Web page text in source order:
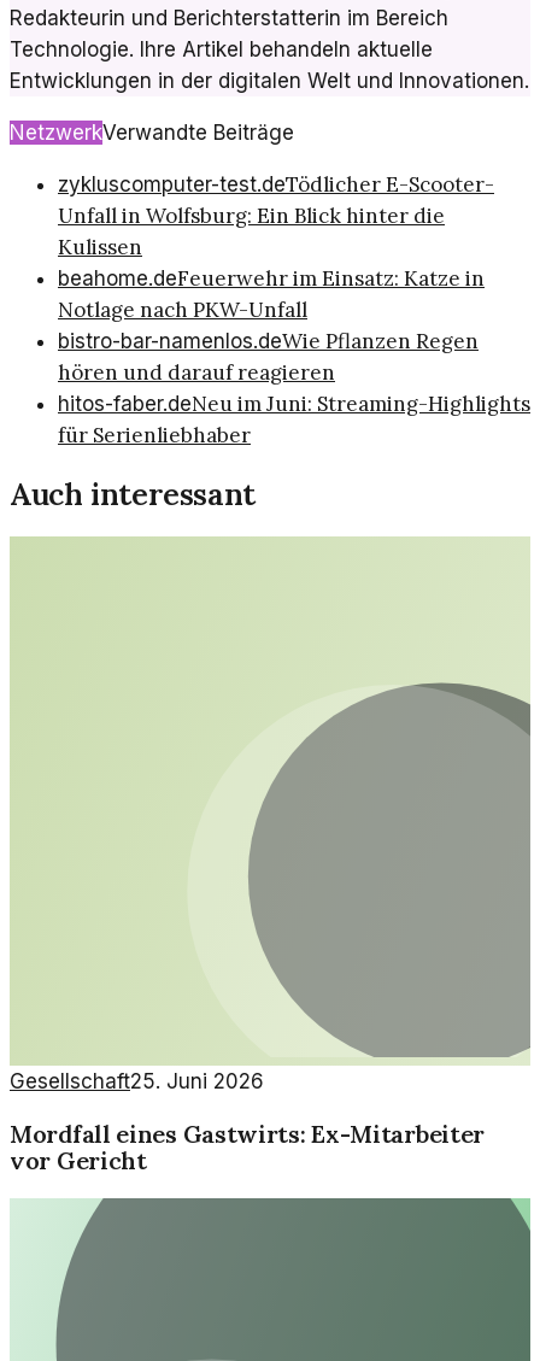
Redakteurin und Berichterstatterin im Bereich
Technologie. Ihre Artikel behandeln aktuelle
Entwicklungen in der digitalen Welt und Innovationen.
NetzwerkVerwandte Beiträge
zykluscomputer-test.deTödlicher E-Scooter-
Unfall in Wolfsburg: Ein Blick hinter die
Kulissen
beahome.deFeuerwehr im Einsatz: Katze in
Notlage nach PKW-Unfall
bistro-bar-namenlos.deWie Pflanzen Regen
hören und darauf reagieren
hitos-faber.deNeu im Juni: Streaming-Highlights
für Serienliebhaber
Auch interessant
Gesellschaft25. Juni 2026
Mordfall eines Gastwirts: Ex-Mitarbeiter
vor Gericht